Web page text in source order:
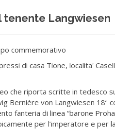
tenente Langwiesen
commemorativo
di casa Tione, localita'
che riporta scritte in tedesco
Bernière von Langwiesen 18ª
fanteria di linea “barone
per l’imperatore e per